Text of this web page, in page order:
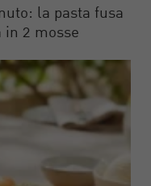
la pasta fusa
in 2 mosse